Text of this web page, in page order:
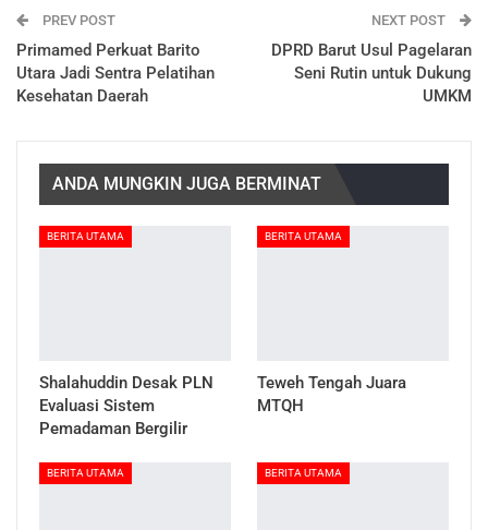
PREV POST
Primamed Perkuat Barito
Utara Jadi Sentra Pelatihan
Kesehatan Daerah
NEXT POST
DPRD Barut Usul Pagelaran
Seni Rutin untuk Dukung
UMKM
ANDA MUNGKIN JUGA BERMINAT
BERITA UTAMA
Shalahuddin Desak PLN
Evaluasi Sistem
Pemadaman Bergilir
BERITA UTAMA
Teweh Tengah Juara
MTQH
BERITA UTAMA BERITA UTAMA